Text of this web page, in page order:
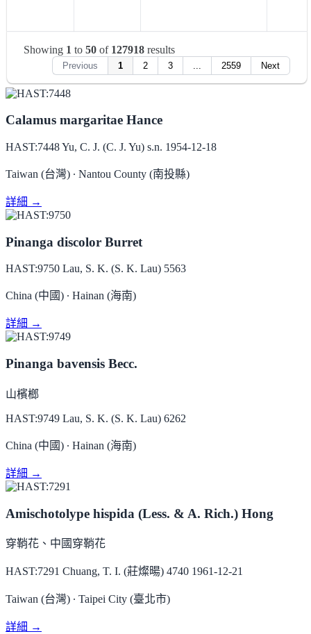
Showing 1 to 50 of 127918 results
Previous 1 2 3 2559 Next
Calamus margaritae Hance
HAST:7448Yu, C. J. (C. J. Yu) s.n. 1954-12-18
Taiwan (台灣) ∙ Nantou County (南投縣)
詳細 →
Pinanga discolor Burret
HAST:9750 Lau, S. K. (S. K. Lau) 5563
China (中國) ∙ Hainan (海南)
詳細 →
Pinanga bavensis Becc.
山檳榔
HAST:9749 Lau, S. K. (S. K. Lau) 6262
China (中國) ∙ Hainan (海南)
詳細 →
Amischotolype hispida (Less. & A. Rich.) Hong
穿鞘花、中國穿鞘花
HAST:7291 Chuang, T. I. (莊燦暘) 4740 1961-12-21
Taiwan (台灣) ∙ Taipei City (臺北市)
詳細 →